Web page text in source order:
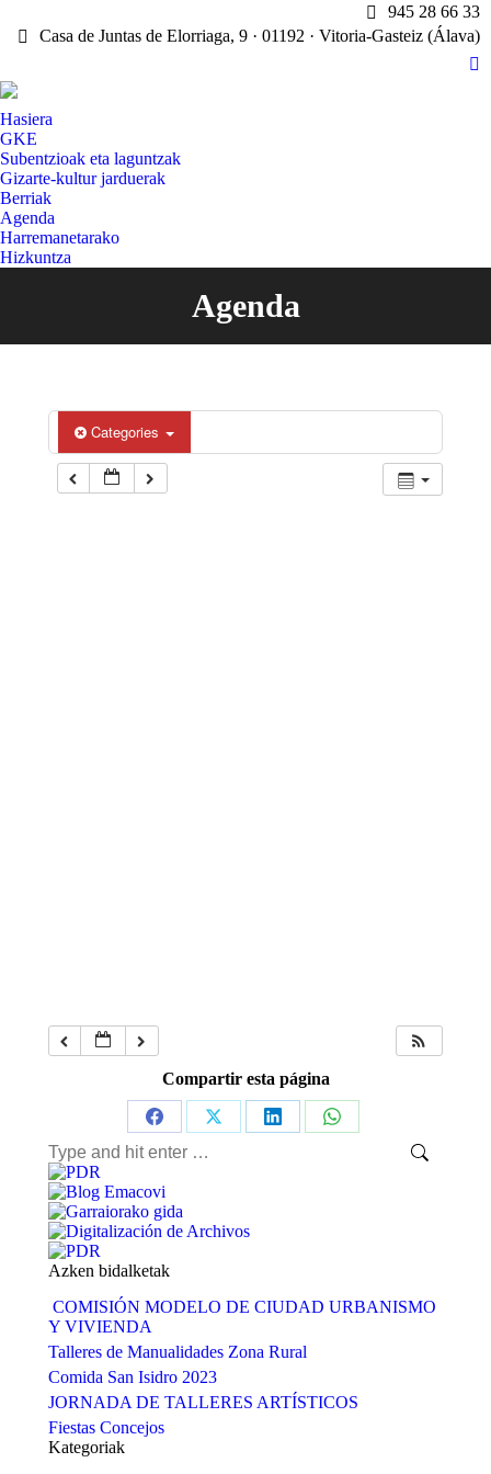
945 28 66 33
Casa de Juntas de Elorriaga, 9 · 01192 · Vitoria-Gasteiz (Álava)
X
Hasiera
GKE
Subentzioak eta laguntzak
Gizarte-kultur jarduerak
Berriak
Agenda
Harremanetarako
Hizkuntza
Agenda
You are here:
Categories
Compartir esta página
Share
on
Facebook
Share
Share
Share
Search:
Azken bidalketak
COMISIÓN MODELO DE CIUDAD URBANISMO
Y VIVIENDA
Talleres de Manualidades Zona Rural
Comida San Isidro 2023
JORNADA DE TALLERES ARTÍSTICOS
Fiestas Concejos
Kategoriak